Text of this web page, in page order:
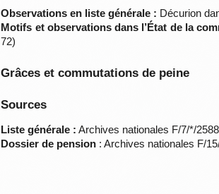
Observations en liste générale : Décurion
Motifs et observations dans l’État de la
72)
Grâces et commutations de peine
Sources
Liste générale : Archives nationales F/7/*/2588
Dossier de pension : Archives nationales F/